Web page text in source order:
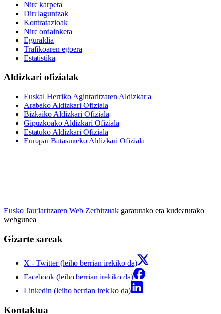
Nire karpeta
Dirulaguntzak
Kontratazioak
Nire ordainketa
Eguraldia
Trafikoaren egoera
Estatistika
Aldizkari ofizialak
Euskal Herriko Agintaritzaren Aldizkaria
Arabako Aldizkari Ofiziala
Bizkaiko Aldizkari Ofiziala
Gipuzkoako Aldizkari Ofiziala
Estatuko Aldizkari Ofiziala
Europar Batasuneko Aldizkari Ofiziala
Eusko Jaurlaritzaren Web Zerbitzuak garatutako eta kudeatutako
webgunea
Gizarte sareak
X - Twitter (leiho berrian irekiko da)
Facebook (leiho berrian irekiko da)
Linkedin (leiho berrian irekiko da)
Kontaktua